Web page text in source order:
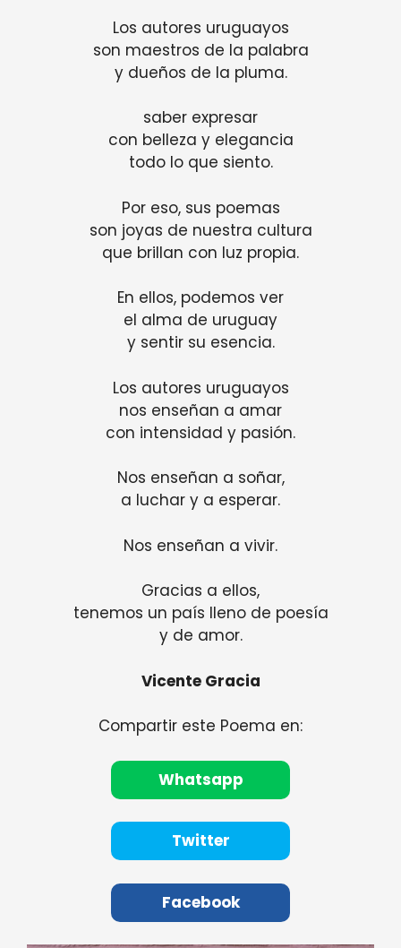
Los autores uruguayos
son maestros de la palabra
y dueños de la pluma.
saber expresar
con belleza y elegancia
todo lo que siento.
Por eso, sus poemas
son joyas de nuestra cultura
que brillan con luz propia.
En ellos, podemos ver
el alma de uruguay
y sentir su esencia.
Los autores uruguayos
nos enseñan a amar
con intensidad y pasión.
Nos enseñan a soñar,
a luchar y a esperar.
Nos enseñan a vivir.
Gracias a ellos,
tenemos un país lleno de poesía
y de amor.
Vicente Gracia
Compartir este Poema en:
Whatsapp
Twitter
Facebook